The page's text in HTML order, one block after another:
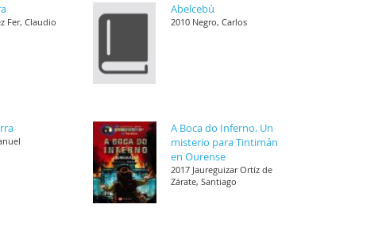
Fer, Claudio
Abelcebú
2010 Negro, Carlos
A Boca do Inferno. Un
misterio para Tintimán
en Ourense
2017 Jaureguizar Ortíz de
Zárate, Santiago